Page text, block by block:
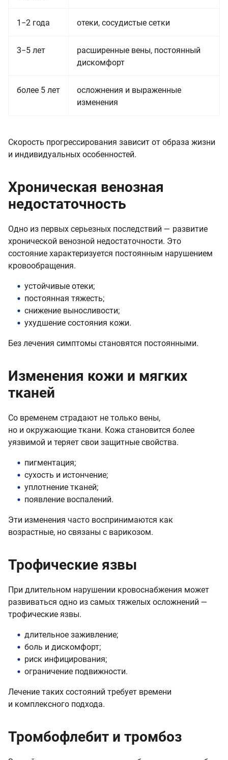
1−2 года отеки, сосудистые сетки
3−5 лет
расширенные вены, постоянный
дискомфорт
более 5 лет
осложнения и выраженные
изменения
Скорость прогрессирования зависит от образа жизни
и индивидуальных особенностей.
Хроническая венозная
недостаточность
Одно из первых серьезных последствий — развитие
хронической венозной недостаточности. Это
состояние характеризуется постоянным нарушением
кровообращения.
устойчивые отеки;
постоянная тяжесть;
снижение выносливости;
ухудшение состояния кожи.
Без лечения симптомы становятся постоянными.
Изменения кожи и мягких
тканей
Со временем страдают не только вены,
но и окружающие ткани. Кожа становится более
уязвимой и теряет свои защитные свойства.
пигментация;
сухость и истончение;
уплотнение тканей;
появление воспалений.
Эти изменения часто воспринимаются как
возрастные, но связаны с варикозом.
Трофические язвы
При длительном нарушении кровоснабжения может
развиваться одно из самых тяжелых осложнений —
трофические язвы.
длительное заживление;
боль и дискомфорт;
риск инфицирования;
ограничение подвижности.
Лечение таких состояний требует времени
и комплексного подхода.
Тромбофлебит и тромбоз